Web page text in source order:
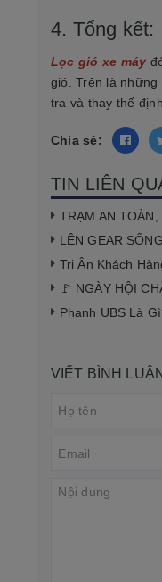
4. Tổng kết:
Lọc gió xe máy
gió. Trên là những
tra và thay thế
Chia sẻ:
TIN LIÊN
TRẠM AN
LÊN GEAR
Tri Ân Khách
🚩 NGÀY HỘI
Phanh UBS Là
VIẾT BÌNH